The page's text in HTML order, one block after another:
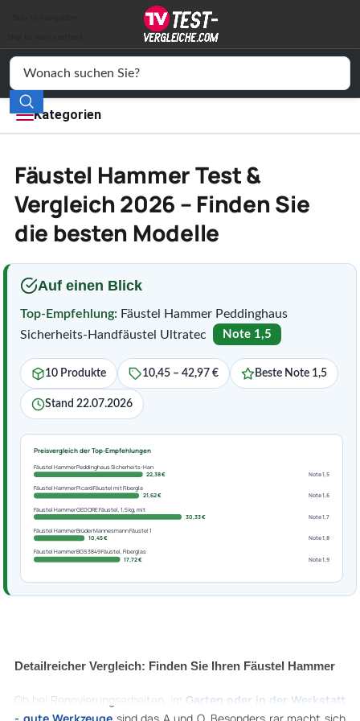
Kategorien
Elektronik
Freizeit
Wohnen
Service
Fäustel Hammer Test &
Vergleich 2026 – Finden Sie
die besten Modelle
Auf einen Blick
Top-Empfehlung: Fäustel Hammer Peddinghaus
Sicherheits-Handfäustel Ultratec
Note 1,5
10 Produkte 10,45 – 42,97 € Beste Note 1,5
Stand 22.07.2026
Preisvergleich der Top-Empfehlungen
Fäustel Hammer Peddinghaus Sicherheits-Han
22,38 €
Note 1,5
Fäustel Hammer Picard Fäustel mit Fibergla
21,62 €
Note 1,6
Fäustel Hammer GEDORE Fäustel, 1,5 kg, mit
30,33 €
Note 1,7
Fäustel Hammer Brüder Mannesmann Fäustel 1
10,45 €
Note 1,8
Fäustel Hammer BGS 3849 Fäustel, Fiberglas
17,72 €
Note 1,9
Detailreicher Vergleich: Finden Sie Ihren Fäustel Hammer
Ob bei Renovierungsarbeiten, im Garten oder in der Werkstatt